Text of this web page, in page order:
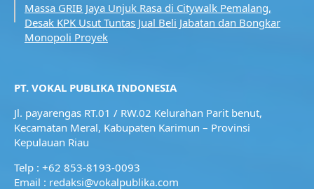
Massa GRIB Jaya Unjuk Rasa di Citywalk Pemalang,
Desak KPK Usut Tuntas Jual Beli Jabatan dan Bongkar
Monopoli Proyek
PT. VOKAL PUBLIKA INDONESIA
Jl. payarengas RT.01 / RW.02 Kelurahan Parit benut,
Kecamatan Meral, Kabupaten Karimun – Provinsi
Kepulauan Riau
Telp : +62 853-8193-0093
Email : redaksi@vokalpublika.com